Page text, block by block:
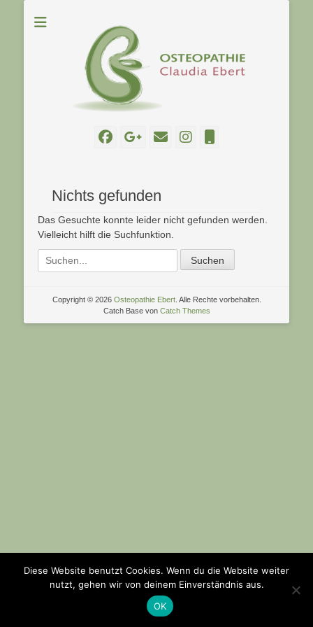
Facebook
Googleplus
E-
Instagram
Nichts gefunden
Das Gesuchte konnte leider nicht gefunden werden.
Vielleicht hilft die Suchfunktion.
Suchen
nach:
Copyright © 2026 Osteopathie Ebert. Alle Rechte vorbehalten.
Catch Base von Catch Themes
Diese Website benutzt Cookies. Wenn du die Website weiter
nutzt, gehen wir von deinem Einverständnis aus.
OK